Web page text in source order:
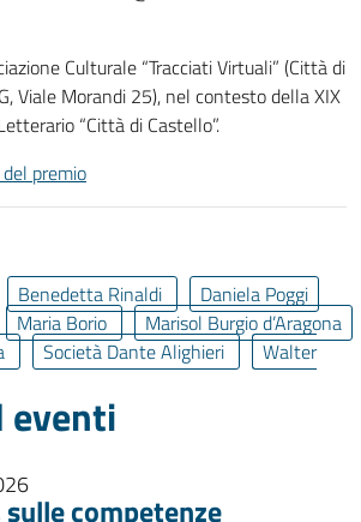
Culturale “Tracciati Virtuali” (Città di
Viale Morandi 25), nel contesto della XIX
“Città di Castello”.
premio
Benedetta Rinaldi
Daniela Poggi
Maria Borio
Marisol Burgio d’Aragona
Società Dante Alighieri
Walter
eventi
sulle competenze